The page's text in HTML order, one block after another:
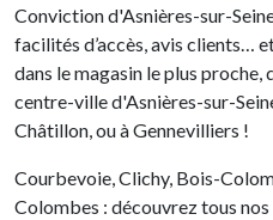
Conviction d'Asnières-sur-
facilités d’accès, avis clients…
dans le magasin le plus proche,
centre-ville d'Asnières-sur-
Châtillon, ou à Gennevilliers !
Courbevoie, Clichy, Bois-
Colombes : découvrez tous